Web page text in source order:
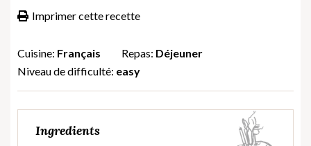
Imprimer cette recette
Cuisine: Français Repas: Déjeuner
Niveau de difficulté: easy
Ingredients